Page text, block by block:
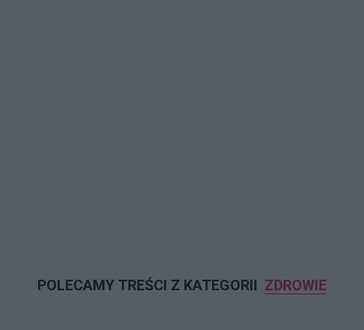
POLECAMY TREŚCI Z KATEGORII ZDROWIE